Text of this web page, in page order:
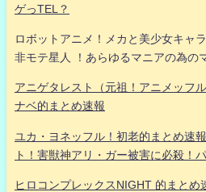
ゲっTEL？
ロボットアニメ！メカと美少女キャ
非モテ星人 ！あらゆるマニアの為の
アニゲタレスト（元祖！アニメッフ
ナベ的まとめ速報
ユカ・ヨネッフル！初老的まとめ速
ト！害獣神アリ・ガー被害に必殺！
ヒロコンプレックスNIGHT 的まとめ